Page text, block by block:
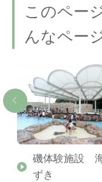
このペー
んなペー
磯体験施設
ずき